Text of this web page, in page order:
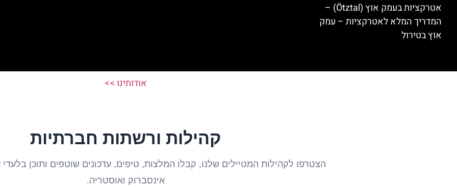
אטרקציות בעמק אוץ (Ötztal) –
המדריך המלא לאטרקציות – עמק
אוץ בטירול
אודותינו >>
קהילות ורשתות חברתיות
הצטרפו לקהילות המטיילים שלנו, קבלו המלצות, טיפים, עדכונים שוטפים ותוכן בלעדי
אינסברוק ואוסטריה.